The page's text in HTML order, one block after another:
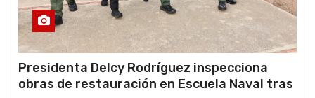
Presidenta Delcy Rodríguez inspecciona
obras de restauración en Escuela Naval tras